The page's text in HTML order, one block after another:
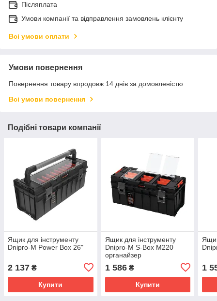
Післяплата
Умови компанії та відправлення замовлень клієнту
Всі умови оплати
Умови повернення
Повернення товару впродовж 14 днів за домовленістю
Всі умови повернення
Подібні товари компанії
Ящик для інструменту
Dnipro-M Power Box 26"
2 137 ₴
Купити
Ящик для інструменту
Dnipro-M S-Box М220
органайзер
1 586₴
Купити
1